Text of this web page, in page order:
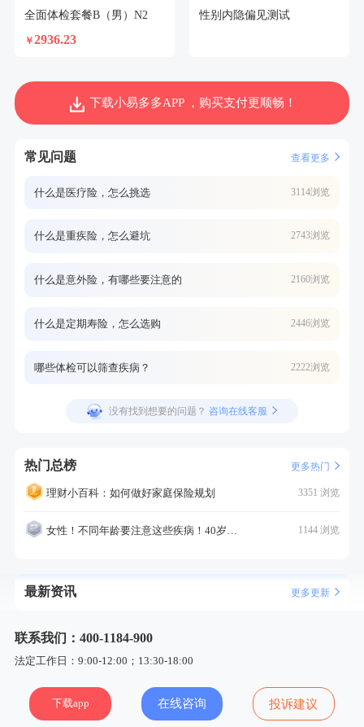
全面体检套餐B（男）N2
￥2936.23
性别内隐偏见测试
下载小易多多APP ，购买支付更顺畅！
常见问题 查看更多
什么是医疗险，怎么挑选 3114浏览
什么是重疾险，怎么避坑 2743浏览
什么是意外险，有哪些要注意的 2160浏览
什么是定期寿险，怎么选购 2446浏览
哪些体检可以筛查疾病？ 2222浏览
没有找到想要的问题？ 咨询在线客服
热门总榜 更多热门
理财小百科：如何做好家庭保险规划 3351 浏览
女性！不同年龄要注意这些疾病！40岁的这个疾病最需要注意！ 1144 浏览
最新资讯 更多更新
联系我们：400-1184-900
法定工作日：9:00-12:00；13:30-18:00
下载app 在线咨询 投诉建议